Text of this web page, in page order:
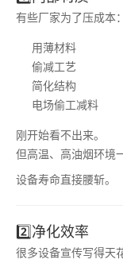
有些厂家为了压成本：
用薄材料
偷减工艺
简化结构
电场偷工减料
刚开始看不出来。
但高温、高油烟环境
设备寿命直接腰斩。
2️⃣净化效率
很多设备宣传写得天